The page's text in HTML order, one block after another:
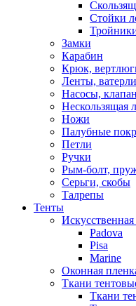
Стойки
Замки
Карабин
Крюк,
Ленты,
Насосы,
Нескользящая
Ножи
Палубные
Петли
Ручки
Рым-болт,
Серьги, скобы
Талрепы
Тенты
Padova
Pisa
Marine
Оконная
Ткани
Ткани